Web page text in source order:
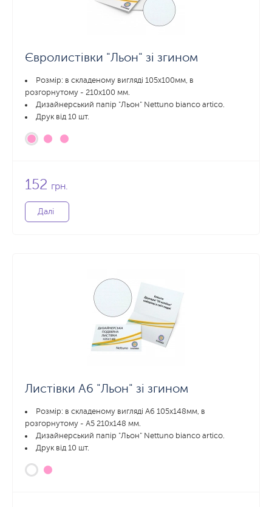
Євролистівки "Льон" зі згином
Розмір: в складеному вигляді 105х100мм, в
розгорнутому - 210x100 мм.
Дизайнерський папір "Льон" Nettuno bianco artico.
Друк від 10 шт.
152 грн.
Далі
Листівки А6 "Льон" зі згином
Розмір: в складеному вигляді А6 105х148мм, в
розгорнутому - А5 210x148 мм.
Дизайнерський папір "Льон" Nettuno bianco artico.
Друк від 10 шт.